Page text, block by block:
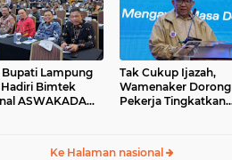
Lampung
Bimtek
ASWAKADA
Tak Cukup Ijazah,
Wamenaker Dorong
Pekerja Tingkatkan
Ke Halaman nasional